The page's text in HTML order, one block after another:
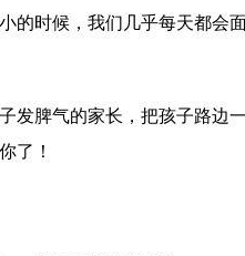
的时候，我们几乎每天都会
发脾气的家长，把孩子路边
了！